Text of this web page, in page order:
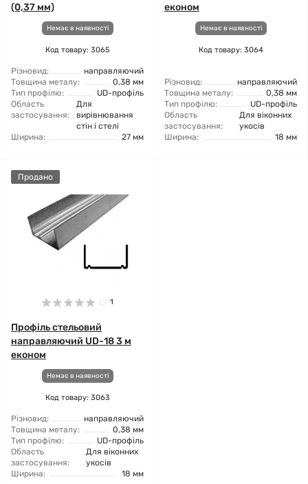
(0,37 мм)
Немає в наявності
Код товару: 3065
Різновид:
направляючий
Товщина металу:
0,38 мм
Тип профілю:
UD-профіль
Область
застосування:
Для
вирівнювання
стін і стелі
Ширина:
27 мм
економ
Немає в наявності
Код товару: 3064
Різновид:
направляючий
Товщина металу:
0,38 мм
Тип профілю:
UD-профіль
Область
застосування:
Для віконних
укосів
Ширина:
18 мм
Продано
1
Профіль стельовий
направляючий UD-18 3 м
економ
Немає в наявності
Код товару: 3063
Різновид:
направляючий
Товщина металу:
0,38 мм
Тип профілю:
UD-профіль
Область
застосування:
Для віконних
укосів
Ширина:
18 мм